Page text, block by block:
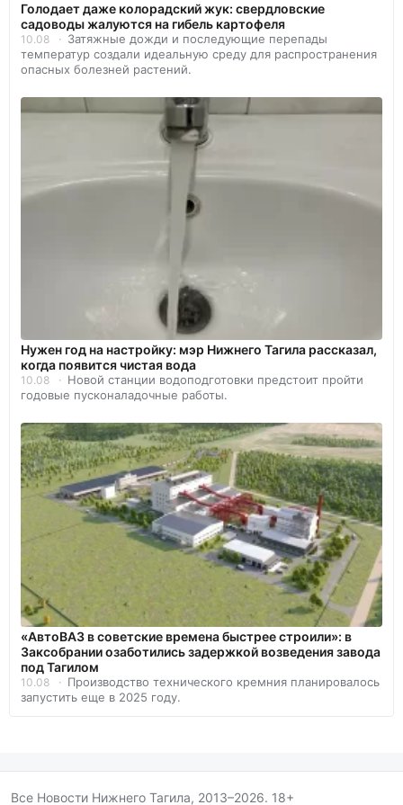
Голодает даже колорадский жук: свердловские
садоводы жалуются на гибель картофеля
10.08
Затяжные дожди и последующие перепады
температур создали идеальную среду для распространения
опасных болезней растений.
Нужен год на настройку: мэр Нижнего Тагила рассказал,
когда появится чистая вода
10.08
Новой станции водоподготовки предстоит пройти
годовые пусконаладочные работы.
«АвтоВАЗ в советские времена быстрее строили»: в
Заксобрании озаботились задержкой возведения завода
под Тагилом
10.08
Производство технического кремния планировалось
запустить еще в 2025 году.
Все Новости Нижнего Тагила, 2013–2026. 18+